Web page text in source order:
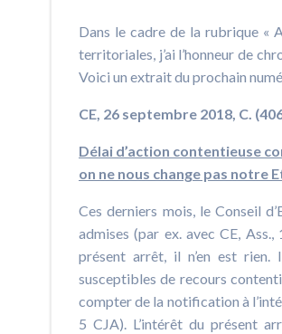
Dans le cadre de la rubrique «
territoriales, j’ai l’honneur de
Voici un extrait du prochain
CE, 26 septembre 2018, C.
Délai d’action contentieuse
on ne nous change pas notre
Ces derniers mois, le Conseil
admises (par ex. avec CE,
présent arrêt, il n’en est rien.
susceptibles de recours
compter de la notification à
5 CJA). L’intérêt du présent